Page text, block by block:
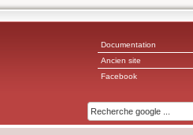
Documentation
Ancien site
Facebook